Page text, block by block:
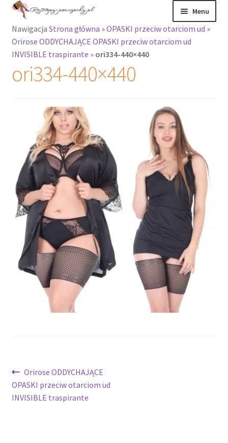
Przejdź
nawigacji
Przejdź
treści
Menu
Rajstopy
Rozwiń
menu
potomne
Podkolanówki i
skarpetki
Wszystkie
produkty
Recenzje
Rozwiń
menu
potomne
Nawigacja Strona główna »OPASKI przeciw otarciom ud »
Orirose ODDYCHAJĄCE OPASKI przeciw otarciom ud
INVISIBLE traspirante » ori334-440×440
ori334-440×440
Nawigacja
wpisu
Poprzedni
wpis:
Orirose ODDYCHAJĄCE
OPASKI przeciw otarciom ud
INVISIBLE traspirante